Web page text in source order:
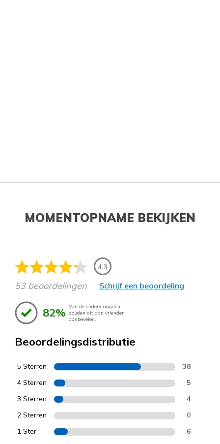
MOMENTOPNAME BEKIJKEN
4.3
53 beoordelingen Schrijf een beoordeling
82% Van de ondervraagden
zouden dit aan vrienden
aanbevelen.
Beoordelingsdistributie
5 Sterren 38
4 Sterren 5
3 Sterren 4
2 Sterren 0
1 Ster 6